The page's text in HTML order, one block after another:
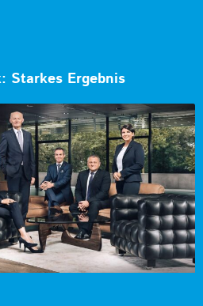
Starkes Ergebnis